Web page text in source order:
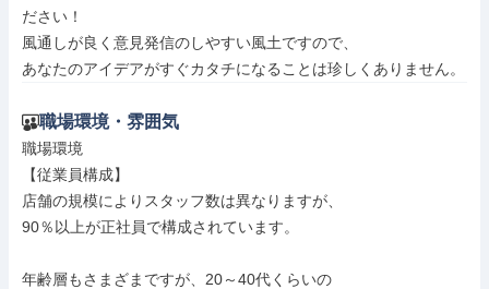
ださい！
風通しが良く意見発信のしやすい風土ですので、
あなたのアイデアがすぐカタチになることは珍しくありません。
職場環境・雰囲気
職場環境
【従業員構成】
店舗の規模によりスタッフ数は異なりますが、
90％以上が正社員で構成されています。
年齢層もさまざまですが、20～40代くらいの